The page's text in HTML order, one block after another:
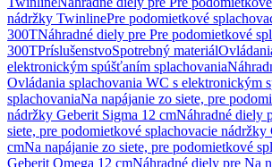
nádržky TwinlinePre podomietkové
300TNáhradné diely pre Pre podomietkové
300TPríslušenstvoSpotrebný materiál
elektronickým spúšťaním splachovania
Ovládania splachovania WC s elektronickým
splachovaniaNa napájanie zo siete, pre
nádržky Geberit Sigma 12 cmNáhradné diely
siete, pre podomietkové splachovacie nádržky
cmNa napájanie zo siete, pre podomietkové
Geberit Omega 12 cmNáhradné diely pre Na